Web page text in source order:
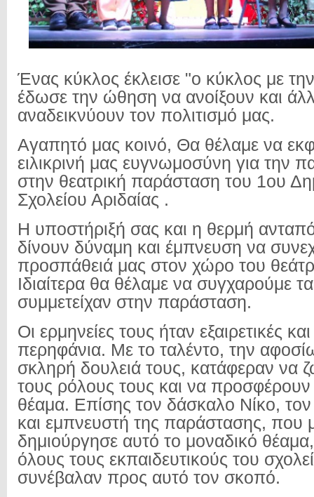
Ένας κύκλος έκλεισε "ο κύκλος με
έδωσε την ώθηση να ανοίξουν και
αναδεικνύουν τον πολιτισμό μας.
Αγαπητό μας κοινό, Θα θέλαμε να
ειλικρινή μας ευγνωμοσύνη για την
στην θεατρική παράσταση του 1ου
Σχολείου Αριδαίας .
Η υποστήριξή σας και η θερμή
δίνουν δύναμη και έμπνευση να
προσπάθειά μας στον χώρο του
Ιδιαίτερα θα θέλαμε να συγχαρούμε
συμμετείχαν στην παράσταση.
Οι ερμηνείες τους ήταν εξαιρετικές
περηφάνια. Με το ταλέντο, την
σκληρή δουλειά τους, κατάφεραν να
τους ρόλους τους και να προσφέρουν
θέαμα. Επίσης τον δάσκαλο Νίκο,
και εμπνευστή της παράστασης, που
δημιούργησε αυτό το μοναδικό
όλους τους εκπαιδευτικούς του
συνέβαλαν προς αυτό τον σκοπό.